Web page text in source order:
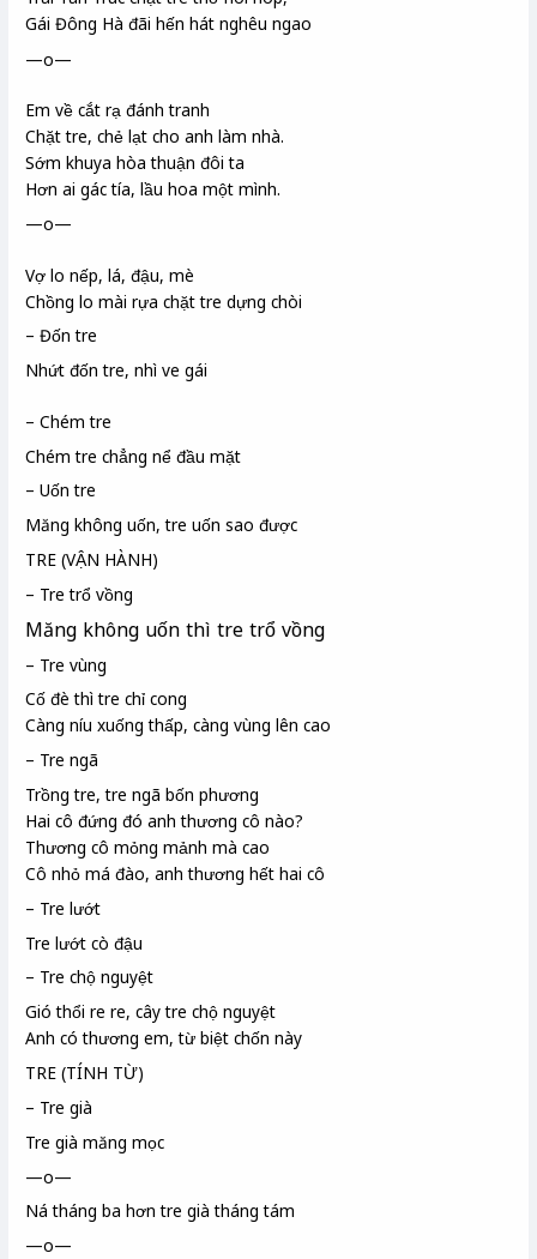
Gái Đông Hà đãi hến hát nghêu ngao
—o—
Em về cắt rạ đánh tranh
Chặt tre, chẻ lạt cho anh làm nhà.
Sớm khuya hòa thuận đôi ta
Hơn ai gác tía, lầu hoa một mình.
—o—
Vợ lo nếp, lá, đậu, mè
Chồng lo mài rựa chặt tre dựng chòi
– Đốn tre
Nhứt đốn tre, nhì ve gái
– Chém tre
Chém tre chẳng nể đầu mặt
– Uốn tre
Măng không uốn, tre uốn sao được
TRE (VẬN HÀNH)
– Tre trổ vồng
Măng không uốn thì tre trổ vồng
– Tre vùng
Cố đè thì tre chỉ cong
Càng níu xuống thấp, càng vùng lên cao
– Tre ngã
Trồng tre, tre ngã bốn phương
Hai cô đứng đó anh thương cô nào?
Thương cô mỏng mảnh mà cao
Cô nhỏ má đào, anh thương hết hai cô
– Tre lướt
Tre lướt cò đậu
– Tre chộ nguyệt
Gió thổi re re, cây tre chộ nguyệt
Anh có thương em, từ biệt chốn này
TRE (TÍNH TỪ)
– Tre già
Tre già măng mọc
—o—
Ná tháng ba hơn tre già tháng tám
—o—